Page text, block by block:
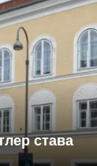
става